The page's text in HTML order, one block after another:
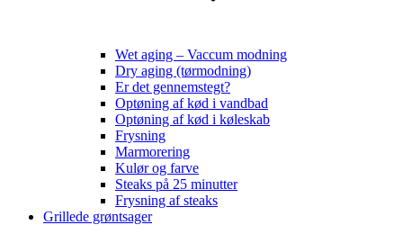
Wet aging – Vaccum modning
Dry aging (tørmodning)
Er det gennemstegt?
Optøning af kød i vandbad
Optøning af kød i køleskab
Frysning
Marmorering
Kulør og farve
Steaks på 25 minutter
Frysning af steaks
Grillede grøntsager